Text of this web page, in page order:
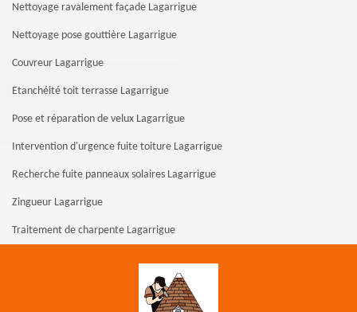
Nettoyage ravalement façade Lagarrigue
Nettoyage pose gouttière Lagarrigue
Couvreur Lagarrigue
Etanchéité toit terrasse Lagarrigue
Pose et réparation de velux Lagarrigue
Intervention d'urgence fuite toiture Lagarrigue
Recherche fuite panneaux solaires Lagarrigue
Zingueur Lagarrigue
Traitement de charpente Lagarrigue